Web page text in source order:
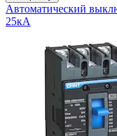
Автоматический
25кА